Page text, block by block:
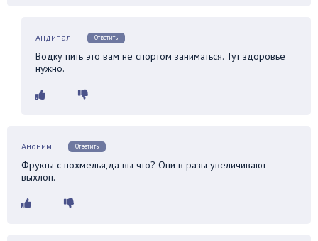
Андипал Ответить
Водку пить это вам не спортом заниматься. Тут здоровье
нужно.
Аноним Ответить
Фрукты с похмелья,да вы что? Они в разы увеличивают
выхлоп.